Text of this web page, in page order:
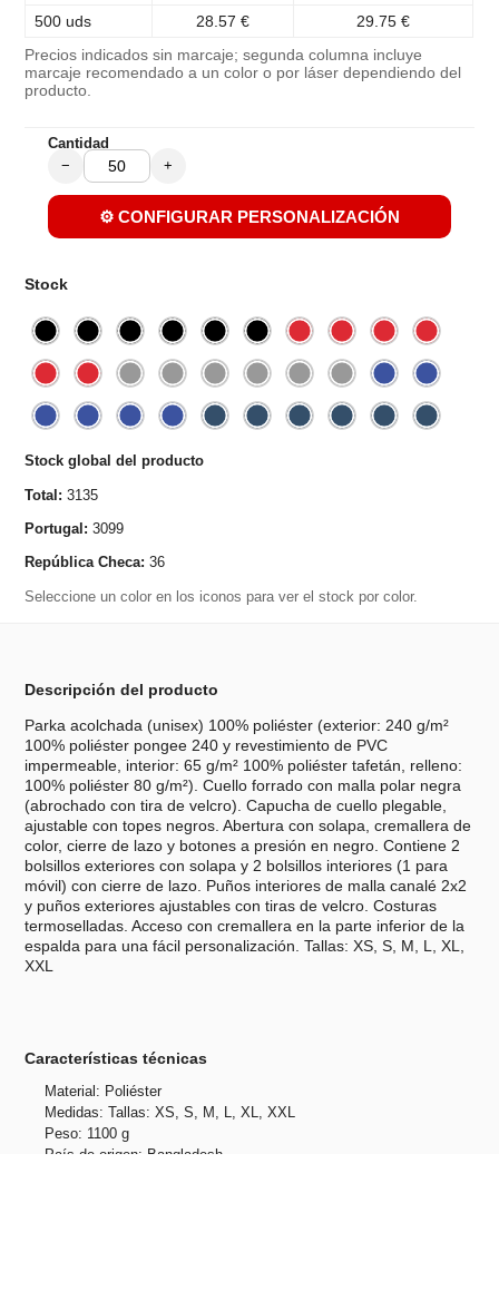
500 uds 28.57 € 29.75 €
Precios indicados sin marcaje; segunda columna incluye
marcaje recomendado a un color o por láser dependiendo del
producto.
Cantidad
− +
⚙️ CONFIGURAR PERSONALIZACIÓN
Stock
Stock global del producto
Total: 3135
Portugal: 3099
República Checa: 36
Seleccione un color en los iconos para ver el stock por color.
Descripción del producto
Parka acolchada (unisex) 100% poliéster (exterior: 240 g/m²
100% poliéster pongee 240 y revestimiento de PVC
impermeable, interior: 65 g/m² 100% poliéster tafetán, relleno:
100% poliéster 80 g/m²). Cuello forrado con malla polar negra
(abrochado con tira de velcro). Capucha de cuello plegable,
ajustable con topes negros. Abertura con solapa, cremallera de
color, cierre de lazo y botones a presión en negro. Contiene 2
bolsillos exteriores con solapa y 2 bolsillos interiores (1 para
móvil) con cierre de lazo. Puños interiores de malla canalé 2x2
y puños exteriores ajustables con tiras de velcro. Costuras
termoselladas. Acceso con cremallera en la parte inferior de la
espalda para una fácil personalización. Tallas: XS, S, M, L, XL,
XXL
Características técnicas
Material: Poliéster
Medidas: Tallas: XS, S, M, L, XL, XXL
Peso: 1100 g
País de origen: Bangladesh